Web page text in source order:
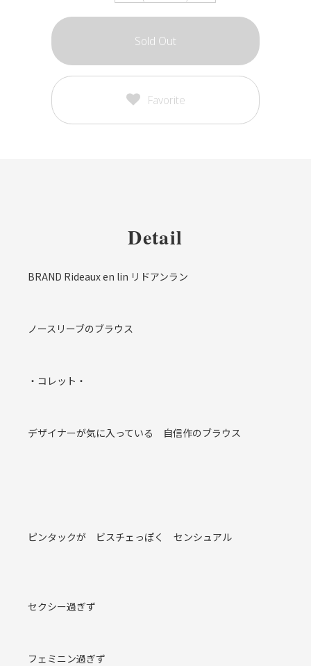
Sold Out
Favorite
Detail
BRAND Rideaux en lin リドアンラン
ノースリーブのブラウス
・コレット・
デザイナーが気に入っている 自信作のブラウス
ピンタックが ビスチェっぽく センシュアル
セクシー過ぎず
フェミニン過ぎず